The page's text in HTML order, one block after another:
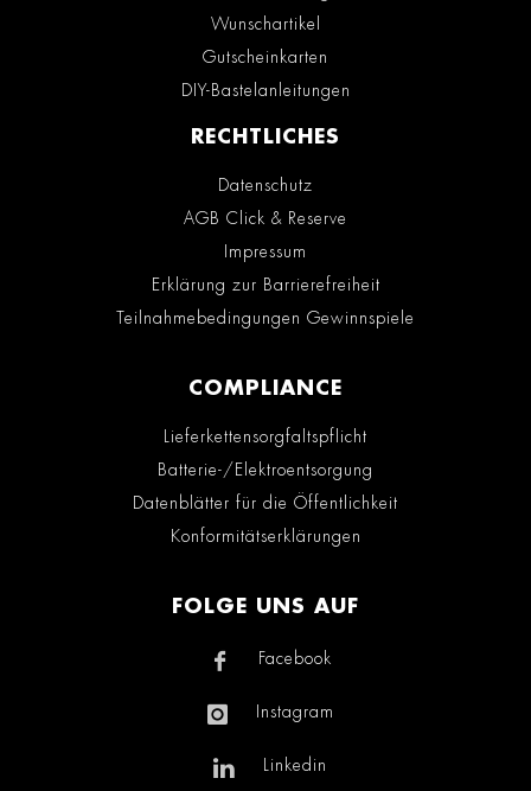
Wunschartikel
Gutscheinkarten
DIY-Bastelanleitungen
RECHTLICHES
Datenschutz
AGB Click & Reserve
Impressum
Erklärung zur Barrierefreiheit
Teilnahmebedingungen Gewinnspiele
COMPLIANCE
Lieferkettensorgfaltspflicht
Batterie-/Elektroentsorgung
Datenblätter für die Öffentlichkeit
Konformitätserklärungen
FOLGE UNS AUF
Facebook
Instagram
Linkedin